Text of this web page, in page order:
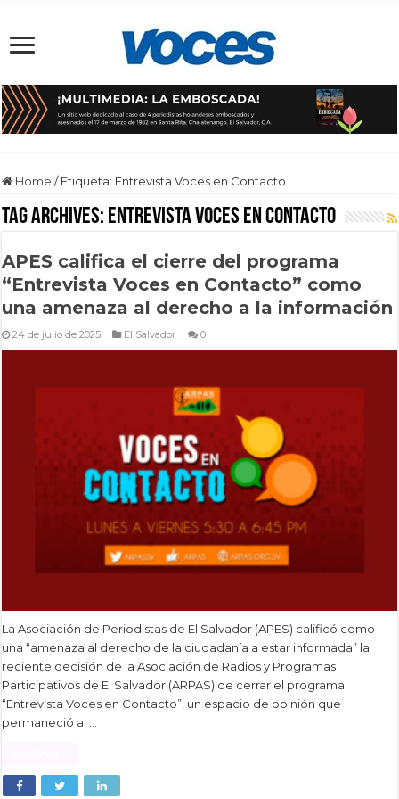
Home / Etiqueta: Entrevista Voces en Contacto
Tag Archives: Entrevista Voces en Contacto
APES califica el cierre del programa
“Entrevista Voces en Contacto” como
una amenaza al derecho a la información
24 de julio de 2025 El Salvador 0
La Asociación de Periodistas de El Salvador (APES) calificó como
una “amenaza al derecho de la ciudadanía a estar informada” la
reciente decisión de la Asociación de Radios y Programas
Participativos de El Salvador (ARPAS) de cerrar el programa
“Entrevista Voces en Contacto”, un espacio de opinión que
permaneció al …